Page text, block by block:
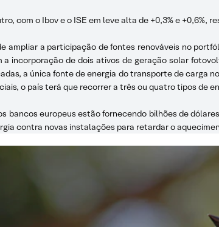
com o Ibov e o ISE em leve alta de +0,3% e +0,6%,
ampliar a participação de fontes renováveis no
incorporação de dois ativos de geração solar
a única fonte de energia do transporte de carga
o país terá que recorrer a três ou quatro tipos de
bancos europeus estão fornecendo bilhões de
contra novas instalações para retardar o